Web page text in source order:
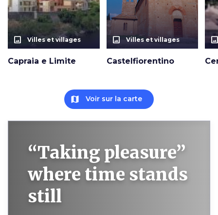
photo_size_select_actual Villes et villages
Capraia e Limite
photo_size_select_actual Villes et villages
Castelfiorentino
map Voir sur la carte
“Taking pleasure”
where time stands
still